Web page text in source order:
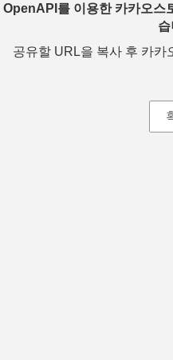
OpenAPI를 이용한 카카오스
공유할 URL을 복사 후 카카